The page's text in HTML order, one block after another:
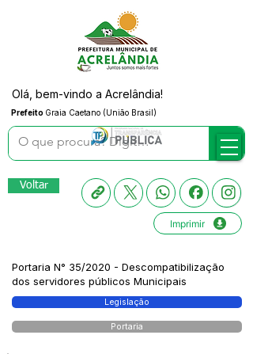
Prefeito Graia Caetano (União Brasil)
Olá, bem-vindo a Acrelândia!
Voltar
Imprimir
Portaria N° 35/2020 - Descompatibilização
dos servidores públicos Municipais
Legislação
Portaria